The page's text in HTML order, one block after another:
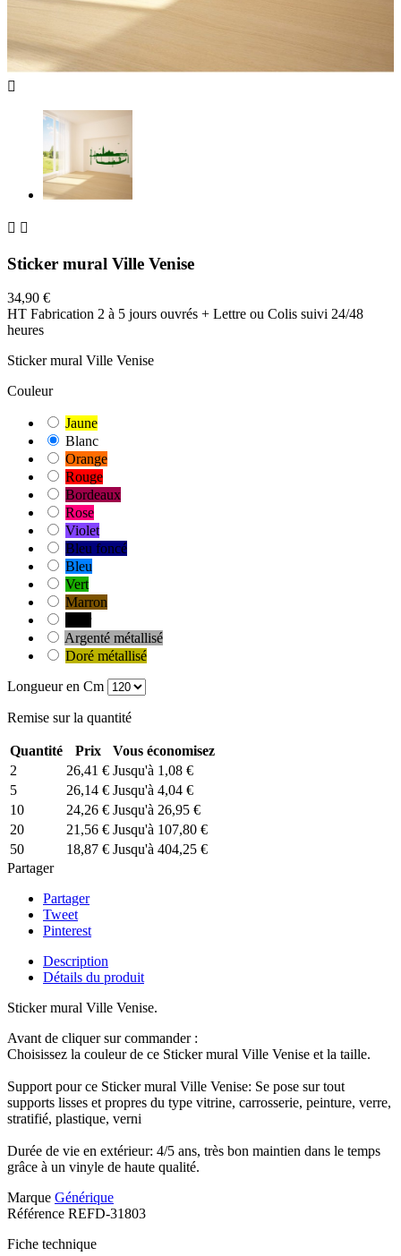

 
Sticker mural Ville Venise
34,90 €
HT Fabrication 2 à 5 jours ouvrés + Lettre ou Colis suivi 24/48
heures
Sticker mural Ville Venise
Couleur
Jaune
Blanc
Orange
Rouge
Bordeaux
Rose
Violet
Bleu foncé
Bleu
Vert
Marron
Argenté métallisé
Doré métallisé
Longueur en Cm
Remise sur la quantité
Quantité Prix
Vous économisez
2
26,41 € Jusqu'à 1,08 €
5
26,14 € Jusqu'à 4,04 €
10
24,26 € Jusqu'à 26,95 €
20
21,56 € Jusqu'à 107,80 €
50
18,87 € Jusqu'à 404,25 €
Partager
Partager
Tweet
Pinterest
Description
Détails du produit
Sticker mural Ville Venise.
Avant de cliquer sur commander :
Choisissez la couleur de ce Sticker mural Ville Venise et la taille.
Support pour ce Sticker mural Ville Venise: Se pose sur tout
supports lisses et propres du type vitrine, carrosserie, peinture, verre,
stratifié, plastique, verni
Durée de vie en extérieur: 4/5 ans, très bon maintien dans le temps
grâce à un vinyle de haute qualité.
Marque Générique
Référence REFD-31803
Fiche technique